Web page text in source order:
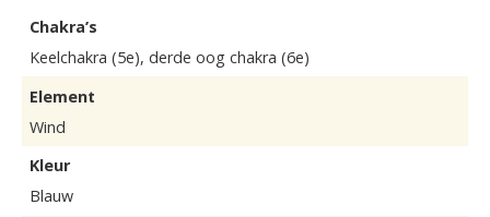
Chakra’s
Keelchakra (5e), derde oog chakra (6e)
Element
Wind
Kleur
Blauw